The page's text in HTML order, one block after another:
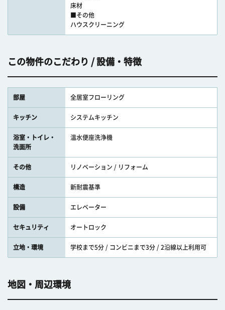
床材
■その他
ハウスクリーニング
この物件のこだわり / 設備・特徴
部屋 全居室フローリング
キッチン システムキッチン
浴室・トイレ・
洗面所
温水便座洗浄機
その他 リノベーション / リフォーム
構造 新耐震基準
設備 エレベーター
セキュリティ オートロック
立地・環境 学校まで5分 / コンビニまで3分 / 2沿線以上利用可
地図・周辺環境